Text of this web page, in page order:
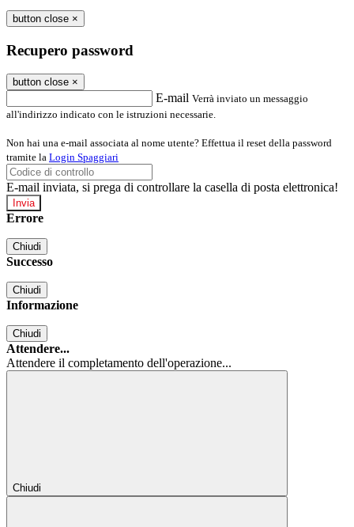
button close ×
Recupero password
button close ×
E-mail Verrà inviato un messaggio
all'indirizzo indicato con le istruzioni necessarie.
Non hai una e-mail associata al nome utente? Effettua il reset della password
tramite la Login Spaggiari
E-mail inviata, si prega di controllare la casella di posta elettronica!
Errore
Chiudi
Successo
Chiudi
Informazione
Chiudi
Attendere...
Attendere il completamento dell'operazione...
Chiudi